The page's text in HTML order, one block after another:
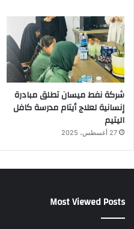
شركة نفط ميسان تطلق مبادرة
إنسانية لعلاج أيتام مدرسة كافل
اليتيم
27 أغسطس، 2025
Most Viewed Posts